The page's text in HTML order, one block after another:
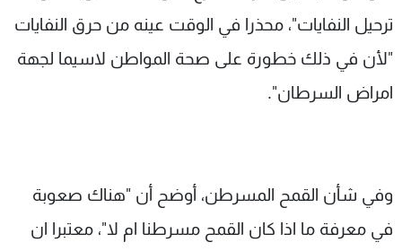
ترحيل النفايات"، محذرا في الوقت عينه من حرق النفايات
"لأن في ذلك خطورة على صحة المواطن لاسيما لجهة
امراض السرطان".
وفي شأن القمح المسرطن، أوضح أن "هناك صعوبة
في معرفة ما اذا كان القمح مسرطنا ام لا"، معتبرا ان